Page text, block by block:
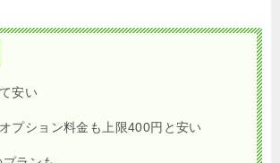
安い
プション料金も上限400円と安い